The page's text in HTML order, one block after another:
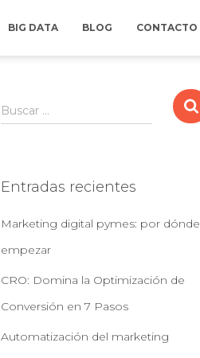
BIG DATA BLOG CONTACTO
B
u
r
Buscar …
Entradas recientes
Marketing digital pymes: por dónde
empezar
CRO: Domina la Optimización de
Conversión en 7 Pasos
Automatización del marketing